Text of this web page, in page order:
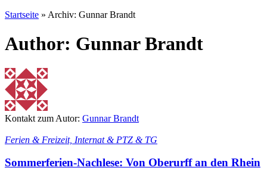
Startseite » Archiv: Gunnar Brandt
Author: Gunnar Brandt
Kontakt zum Autor: Gunnar Brandt
Ferien & Freizeit, Internat & PTZ & TG
Sommerferien-Nachlese: Von Oberurff an den Rhein